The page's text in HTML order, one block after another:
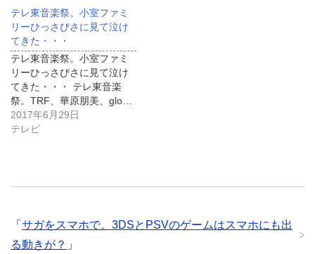
テレ東音楽祭。小室ファミ
リーひっさびさに見て泣け
てきた・・・
テレ東音楽祭。小室ファミ
リーひっさびさに見て泣け
てきた・・・ テレ東音楽
祭。TRF、華原朋美、glo…
2017年6月29日
テレビ
「 サガをスマホで。3DSとPSVのゲームはスマホにも出
る動きが？ 」